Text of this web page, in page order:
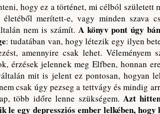
hogy ez a történet, mi célból született
merített-e, vagy minden szava
nem is számít. A könyv pont úgy
: tudatában van, hogy létezik egy ilyen
amennyire csak lehet. Véleményem
érzések jelennek meg Elfben, honnan
mit is jelent ez pontosan, hogyan
csak úgy pezseg a tettvágy és mindig
több időre lenne szükségem. Azt
le egy depressziós ember lelkében,